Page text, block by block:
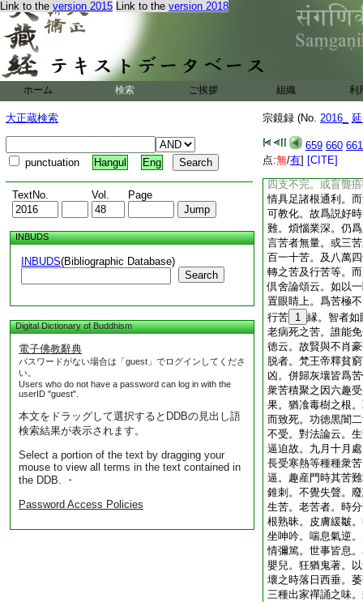
Link to the version 2015 Link to the version 2018
ホーム 検索 ご挨拶 組織 利
大正蔵検索
punctuation Hangul Eng
TextNo. Vol. Page
INBUDS
INBUDS(Bibliographic Database)
Search
Digital Dictionary of Buddhism
電子佛教辭典
パスワードがない場合は「guest」でログインしてくださ
い。
Users who do not have a password can log in with the
userID "guest".
本文をドラッグして選択するとDDBの見出し語
検索結果が表示されます。
Select a portion of the text by dragging your
mouse to view all terms in the text contained in
the DDB. ・
Password Access Policies
宗鏡録 (No. 2016_
659 660 661
点:無/有] [CITE]
今日不可因循。夫
身者。如爪上之塵
處三塗地而永埋塵
支。設暫生人中千
得。佛世難値。好
治。若墮地獄燒炙
生共相殘害。亦不
亦不可化。若生長
味。故皆不覺知。
人身愚不可教化。
四支不完。或盲聾
情具足諸根通利。
可教化。故爲説好
難。煩惱業深。仍
言苦者無量。或三
百一十苦。及八萬
轉之苦及行苦等。
倶舍論頌云。如以
置眼睛上。爲苦極
行苦 1 縁。智者如
老病死之苦。誰能
徳云。故賢與不肖
脱者。梵王帝釋貧
凶。併歸灰壤皆爲
衆苦積聚之因六趣
果。猶飡毒樹之根
而致死。功徳黒闇
不受。對法論云。
逼迫故。九月十月
長受寒熱等種種衆
逼。趣産門時其苦
錐刺。不覺失聲。
生苦。老苦者。時
根熟昧。皮膚緩皺
坐呻吟。喘息氣逆
情彌篤。世事皆息
嬰兒。狂猶鬼著。
壞之時落日西垂。
三種出家禪誦之味